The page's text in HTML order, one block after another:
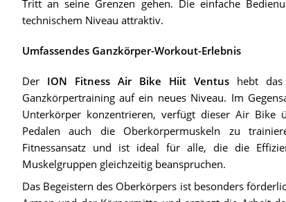
Tritt an seine Grenzen gehen. Die einfache
technischem Niveau attraktiv.
Umfassendes Ganzkörper-Workout-Erlebnis
Der ION Fitness Air Bike Hiit Ventushebt das
Ganzkörpertraining auf ein neues Niveau. Im
Unterkörper konzentrieren, verfügt dieser Air Bike
Pedalen auch die Oberkörpermuskeln zu
Fitnessansatz und ist ideal für alle, die die
Muskelgruppen gleichzeitig beanspruchen.
Das Begeistern des Oberkörpers ist besonders